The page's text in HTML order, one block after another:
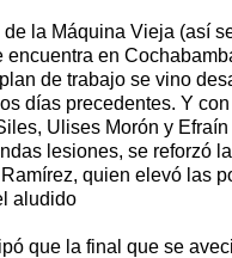
de la Máquina Vieja (así
encuentra en
de trabajo se vino
días precedentes. Y
Ulises Morón y
lesiones, se reforzó
quien elevó las
aludido
que la final que se